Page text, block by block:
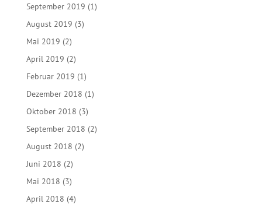
September 2019 (1)
August 2019 (3)
Mai 2019 (2)
April 2019 (2)
Februar 2019 (1)
Dezember 2018 (1)
Oktober 2018 (3)
September 2018 (2)
August 2018 (2)
Juni 2018 (2)
Mai 2018 (3)
April 2018 (4)